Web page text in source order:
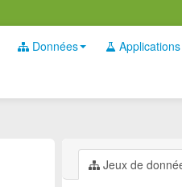
Données Applications
Jeux de